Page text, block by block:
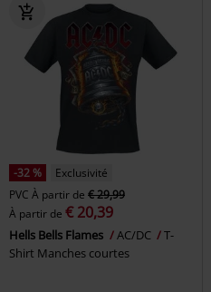
-32 %
Exclusivité
PVC À partir de € 29,99
À partir de € 20,39
Hells Bells Flames AC/DC
T-
Shirt Manches courtes